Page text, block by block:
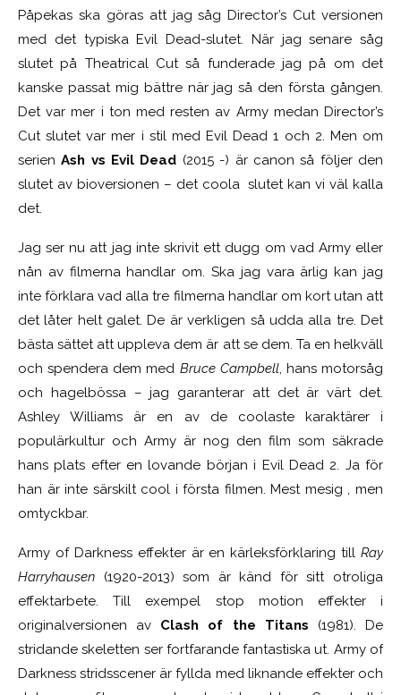
Påpekas ska göras att jag såg Director’s Cut versionen
med det typiska Evil Dead-slutet. När jag senare såg
slutet på Theatrical Cut så funderade jag på om det
kanske passat mig bättre när jag så den första gången.
Det var mer i ton med resten av Army medan Director’s
Cut slutet var mer i stil med Evil Dead 1 och 2. Men om
serienAsh vs Evil Dead (2015 -) är canon så följer den
slutet av bioversionen – det coola slutet kan vi väl kalla
det.
Jag ser nu att jag inte skrivit ett dugg om vad Army eller
nån av filmerna handlar om. Ska jag vara ärlig kan jag
inte förklara vad alla tre filmerna handlar om kort utan att
det låter helt galet. De är verkligen så udda alla tre. Det
bästa sättet att uppleva dem är att se dem. Ta en helkväll
och spendera dem med Bruce Campbell, hans motorsåg
och hagelbössa – jag garanterar att det är värt det.
Ashley Williams är en av de coolaste karaktärer i
populärkultur och Army är nog den film som säkrade
hans plats efter en lovande början i Evil Dead 2. Ja för
han är inte särskilt cool i första filmen. Mest mesig , men
omtyckbar.
Army of Darkness effekter är en kärleksförklaring till Ray
Harryhausen (1920-2013) som är känd för sitt otroliga
effektarbete. Till exempel stop motion effekter i
originalversionen av Clash of the Titans (1981). De
stridande skeletten ser fortfarande fantastiska ut. Army of
Darkness stridsscener är fyllda med liknande effekter och